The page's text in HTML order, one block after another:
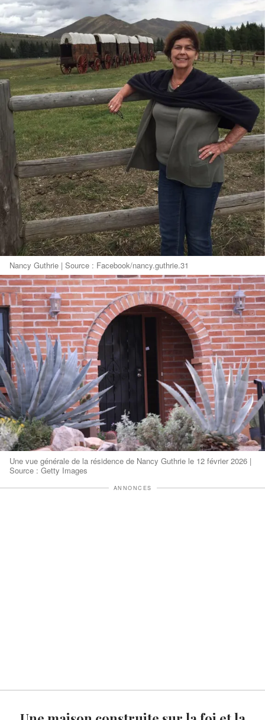
Nancy Guthrie | Source : Facebook/nancy.guthrie.31
Une vue générale de la résidence de Nancy Guthrie le 12 février 2026 |
Source : Getty Images
ANNONCES